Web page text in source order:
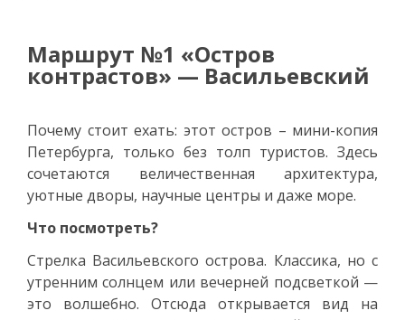
Маршрут №1 «Остров
контрастов» — Васильевский
Почему стоит ехать: этот остров – мини-копия
Петербурга, только без толп туристов. Здесь
сочетаются величественная архитектура,
уютные дворы, научные центры и даже море.
Что посмотреть?
Стрелка Васильевского острова. Классика, но с
утренним солнцем или вечерней подсветкой —
это волшебно. Отсюда открывается вид на